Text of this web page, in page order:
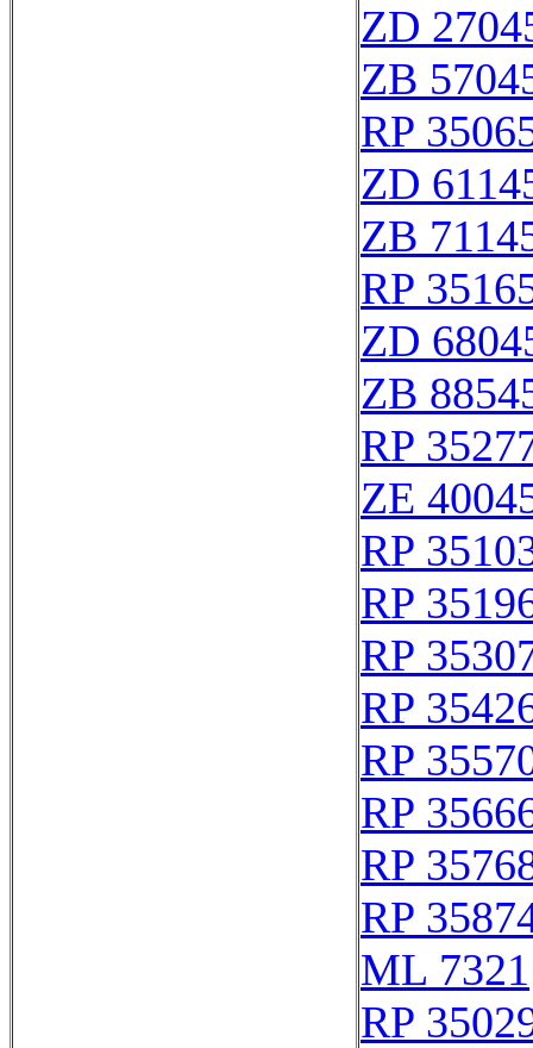
ZD
ZB
RP
ZD
ZB
RP
ZD
ZB
RP
ZE
RP
RP
RP
RP
RP
RP
RP
RP
ML 7321
RP